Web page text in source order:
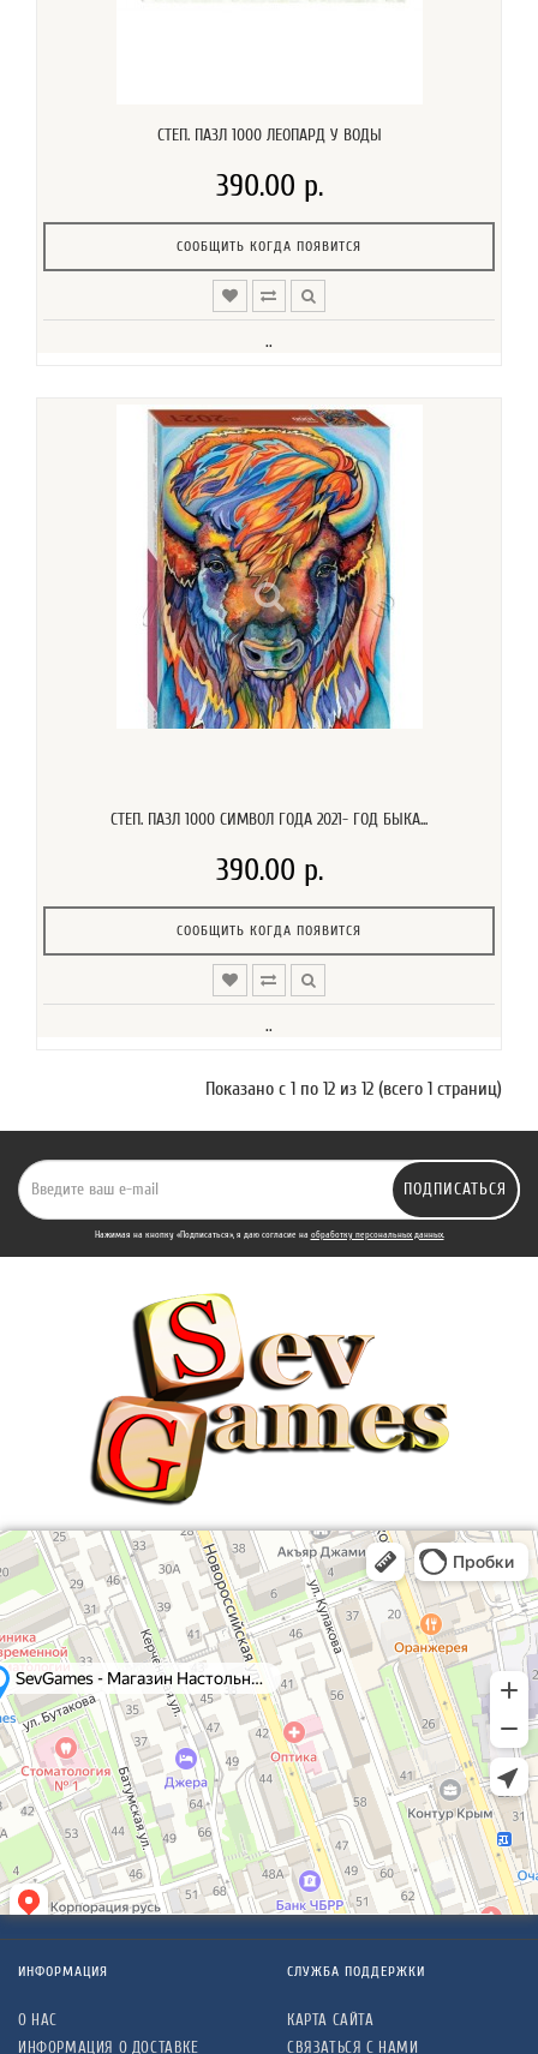
СТЕП. ПАЗЛ 1000 ЛЕОПАРД У ВОДЫ
390.00 р.
СООБЩИТЬ КОГДА ПОЯВИТСЯ
..
СТЕП. ПАЗЛ 1000 СИМВОЛ ГОДА 2021- ГОД БЫКА...
390.00 р.
СООБЩИТЬ КОГДА ПОЯВИТСЯ
..
Показано с 1 по 12 из 12 (всего 1 страниц)
ПОДПИСАТЬСЯ
Нажимая на кнопку «Подписаться», я даю cогласие на обработку персональных данных.
ИНФОРМАЦИЯ
О НАС
ИНФОРМАЦИЯ О ДОСТАВКЕ
СЛУЖБА ПОДДЕРЖКИ
КАРТА САЙТА
СВЯЗАТЬСЯ С НАМИ